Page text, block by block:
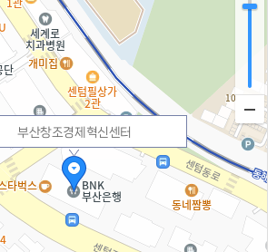
부산창조경제혁신센터